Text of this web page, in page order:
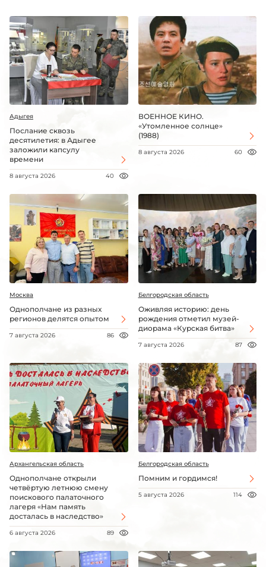
Адыгея
Послание сквозь
десятилетия: в Адыгее
заложили капсулу
времени
8 августа 2026 40
ВОЕННОЕ КИНО.
«Утомленное солнце»
(1988)
8 августа 2026 60
Москва
Однополчане из разных
регионов делятся опытом
7 августа 2026 86
Белгородская область
Оживляя историю: день
рождения отметил музей-
диорама «Курская битва»
7 августа 2026 87
Архангельская область
Однополчане открыли
четвёртую летнюю смену
поискового палаточного
лагеря «Нам память
досталась в наследство»
6 августа 2026 89
Белгородская область
Помним и гордимся!
5 августа 2026 114